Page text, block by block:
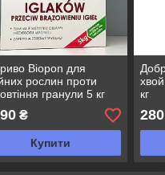
Biopon для
рослин проти
гранули 5 кг
₴
Купити
кг
280